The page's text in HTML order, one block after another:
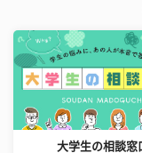
大学生の相談窓